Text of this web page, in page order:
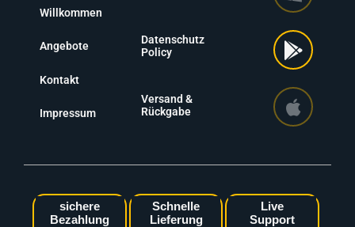
Willkommen
Angebote
Kontakt
Impressum
Datenschutz
Policy
Versand &
Rückgabe
sichere
Bezahlung
Schnelle
Lieferung
Live
Support